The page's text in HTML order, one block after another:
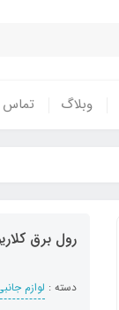
وبلاگ تماس
رول برق کلاریون
دسته : لوازم